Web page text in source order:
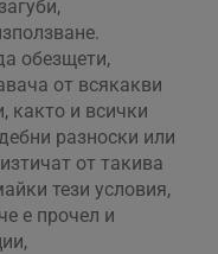
обезщети,
от всякакви
както и всички
разноски или
от такива
тези условия,
е прочел и